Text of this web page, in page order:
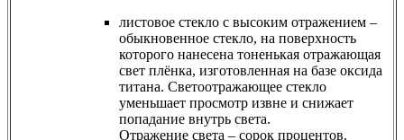
листовое стекло с высоким отражением –
обыкновенное стекло, на поверхность
которого нанесена тоненькая отражающая
свет плёнка, изготовленная на базе оксида
титана. Светоотражающее стекло
уменьшает просмотр извне и снижает
попадание внутрь света.
Отражение света – сорок процентов.